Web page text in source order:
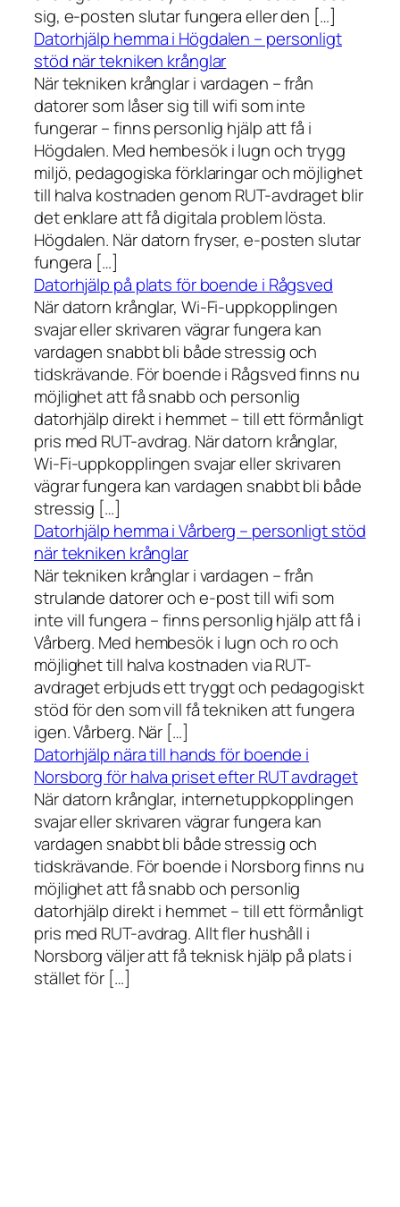
sig, e-posten slutar fungera eller den […]
Datorhjälp hemma i Högdalen – personligt
stöd när tekniken krånglar
När tekniken krånglar i vardagen – från
datorer som låser sig till wifi som inte
fungerar – finns personlig hjälp att få i
Högdalen. Med hembesök i lugn och trygg
miljö, pedagogiska förklaringar och möjlighet
till halva kostnaden genom RUT-avdraget blir
det enklare att få digitala problem lösta.
Högdalen. När datorn fryser, e-posten slutar
fungera […]
Datorhjälp på plats för boende i Rågsved
När datorn krånglar, Wi-Fi-uppkopplingen
svajar eller skrivaren vägrar fungera kan
vardagen snabbt bli både stressig och
tidskrävande. För boende i Rågsved finns nu
möjlighet att få snabb och personlig
datorhjälp direkt i hemmet – till ett förmånligt
pris med RUT-avdrag. När datorn krånglar,
Wi-Fi-uppkopplingen svajar eller skrivaren
vägrar fungera kan vardagen snabbt bli både
stressig […]
Datorhjälp hemma i Vårberg – personligt stöd
när tekniken krånglar
När tekniken krånglar i vardagen – från
strulande datorer och e-post till wifi som
inte vill fungera – finns personlig hjälp att få i
Vårberg. Med hembesök i lugn och ro och
möjlighet till halva kostnaden via RUT-
avdraget erbjuds ett tryggt och pedagogiskt
stöd för den som vill få tekniken att fungera
igen. Vårberg. När […]
Datorhjälp nära till hands för boende i
Norsborg för halva priset efter RUT avdraget
När datorn krånglar, internetuppkopplingen
svajar eller skrivaren vägrar fungera kan
vardagen snabbt bli både stressig och
tidskrävande. För boende i Norsborg finns nu
möjlighet att få snabb och personlig
datorhjälp direkt i hemmet – till ett förmånligt
pris med RUT-avdrag. Allt fler hushåll i
Norsborg väljer att få teknisk hjälp på plats i
stället för […]